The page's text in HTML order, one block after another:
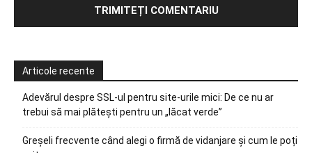
Articole recente
Adevărul despre SSL-ul pentru site-urile mici: De ce nu ar
trebui să mai plătești pentru un „lăcat verde”
Greșeli frecvente când alegi o firmă de vidanjare și cum le poți